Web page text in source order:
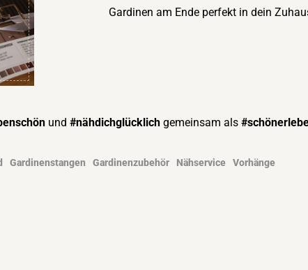
Gardinen am Ende perfekt in dein
und #nähdichglücklich gemeinsam als
Gardinenstangen Gardinenzubehör Nähservice Vorhänge